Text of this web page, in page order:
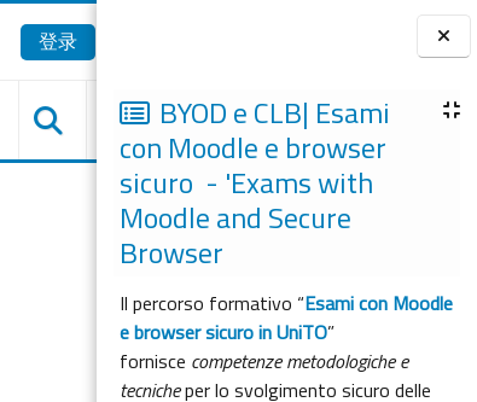
版块BYOD e CLB| Esami
con Moodle e browser
sicuro - 'Exams with
Moodle and Secure
Browser
Il percorso formativo “Esami con Moodle
e browser sicuro in UniTO”
fornisce competenze metodologiche e
tecnicheper lo svolgimento sicuro delle
登录